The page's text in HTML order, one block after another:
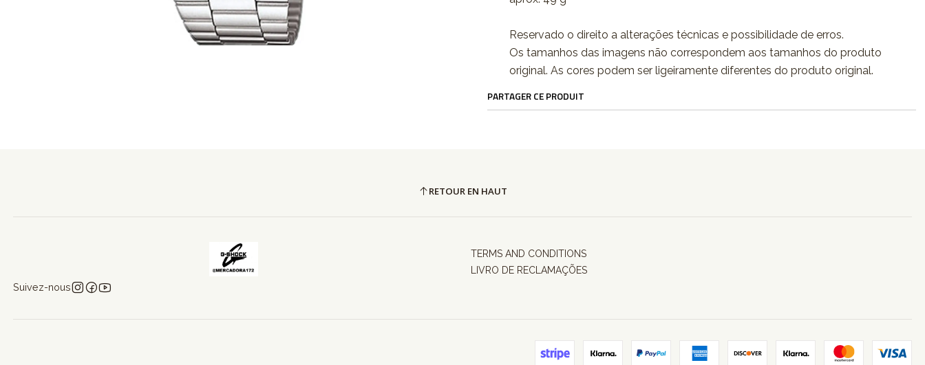
Reservado o direito a alterações técnicas e possibilidade de erros.
Os tamanhos das imagens não correspondem aos tamanhos do produto
original. As cores podem ser ligeiramente diferentes do produto original.
PARTAGER CE PRODUIT
RETOUR EN HAUT
Suivez-nous
TERMS AND CONDITIONS
LIVRO DE RECLAMAÇÕES